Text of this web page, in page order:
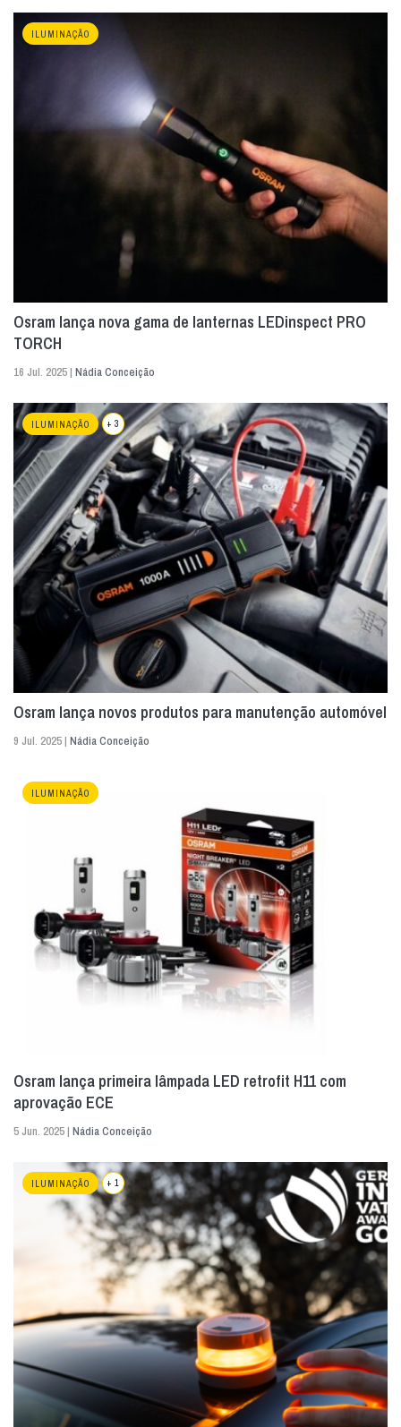
ILUMINAÇÃO
Osram lança nova gama de lanternas LEDinspect PRO
TORCH
16 Jul. 2025 | Nádia Conceição
ILUMINAÇÃO + 3
Osram lança novos produtos para manutenção automóvel
9 Jul. 2025 | Nádia Conceição
ILUMINAÇÃO
Osram lança primeira lâmpada LED retrofit H11 com
aprovação ECE
5 Jun. 2025 | Nádia Conceição
ILUMINAÇÃO + 1